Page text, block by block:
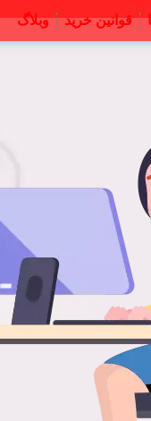
قوانین خرید وبلاگ